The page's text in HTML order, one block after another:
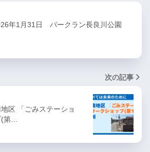
年1月31日 パークラン長良川公園
次の記事
区 「ごみステーショ
第…